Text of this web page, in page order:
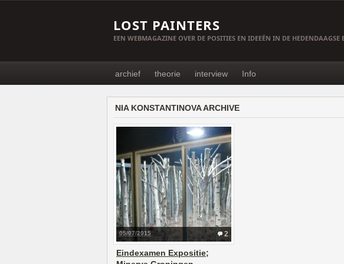
LOST PAINTERS
EEN WEBMAGAZINE OVER DE POSITIES EN IDEEËN IN DE HEDENDAAGSE
archief theorie interview Info
NIA KONSTANTINOVA ARCHIVE
2
05/07/2015
Eindexamen Expositie;